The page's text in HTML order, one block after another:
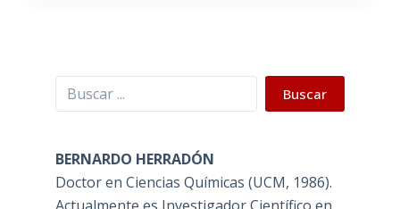
Buscar Buscar
BERNARDO HERRADÓN
Doctor en Ciencias Químicas (UCM, 1986).